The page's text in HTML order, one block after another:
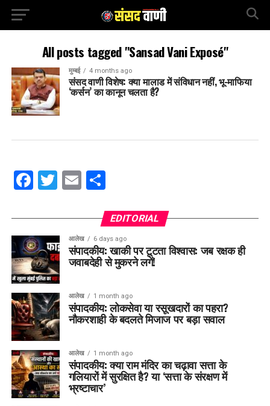
All posts tagged "Sansad Vani Exposé"
मुम्बई 4 months ago
संसद वाणी विशेष: क्या मालाड में संविधान नहीं, भू-माफिया
‘कर्सन’ का कानून चलता है?
Facebook
Twitter
EmailShare
EDITORIAL
आलेख 6 days ago
संपादकीय: खाकी पर टूटता विश्वास: जब रक्षक ही
जवाबदेही से मुकरने लगें!
आलेख 1 month ago
संपादकीय: लोकसेवा या रसूखदारों का पहरा?
नौकरशाही के बदलते मिजाज पर बड़ा सवाल
आलेख 1 month ago
संपादकीय: क्या राम मंदिर का चढ़ावा सत्ता के
गलियारों में सुरक्षित है? या ‘सत्ता के संरक्षण में
भ्रष्टाचार’